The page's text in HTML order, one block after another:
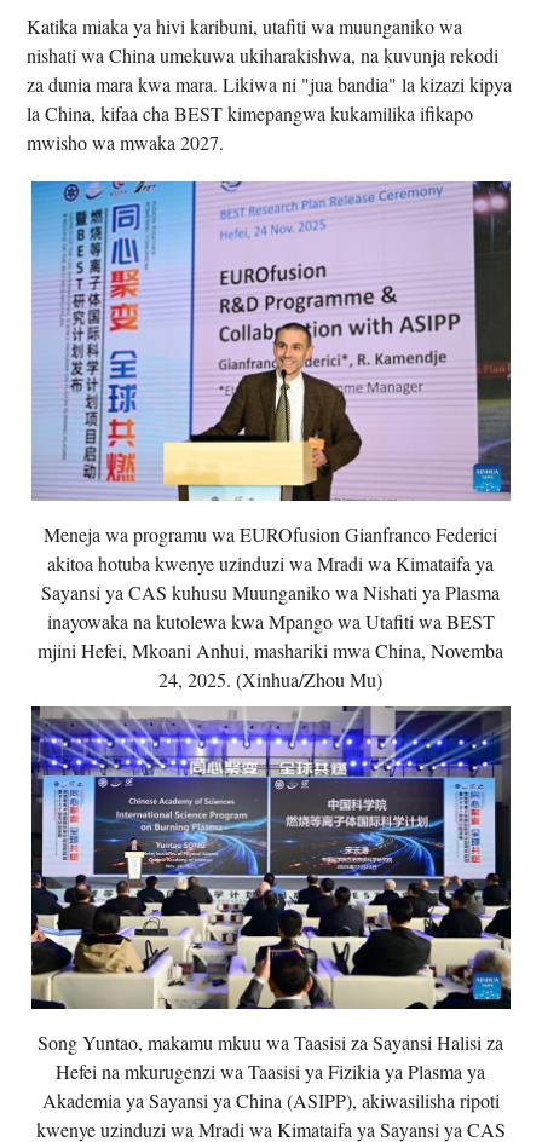
Katika miaka ya hivi karibuni, utafiti wa muunganiko wa
nishati wa China umekuwa ukiharakishwa, na kuvunja rekodi
za dunia mara kwa mara. Likiwa ni "jua bandia" la kizazi kipya
la China, kifaa cha BEST kimepangwa kukamilika ifikapo
mwisho wa mwaka 2027.
Meneja wa programu wa EUROfusion Gianfranco Federici
akitoa hotuba kwenye uzinduzi wa Mradi wa Kimataifa ya
Sayansi ya CAS kuhusu Muunganiko wa Nishati ya Plasma
inayowaka na kutolewa kwa Mpango wa Utafiti wa BEST
mjini Hefei, Mkoani Anhui, mashariki mwa China, Novemba
24, 2025. (Xinhua/Zhou Mu)
Song Yuntao, makamu mkuu wa Taasisi za Sayansi Halisi za
Hefei na mkurugenzi wa Taasisi ya Fizikia ya Plasma ya
Akademia ya Sayansi ya China (ASIPP), akiwasilisha ripoti
kwenye uzinduzi wa Mradi wa Kimataifa ya Sayansi ya CAS